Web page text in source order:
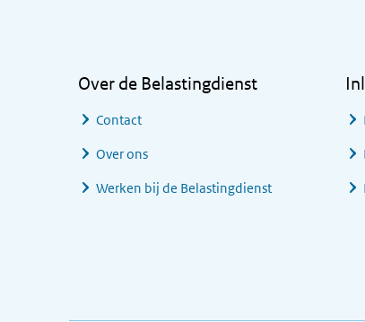
Over de Belastingdienst
Contact
Over ons
Werken bij de Belastingdienst